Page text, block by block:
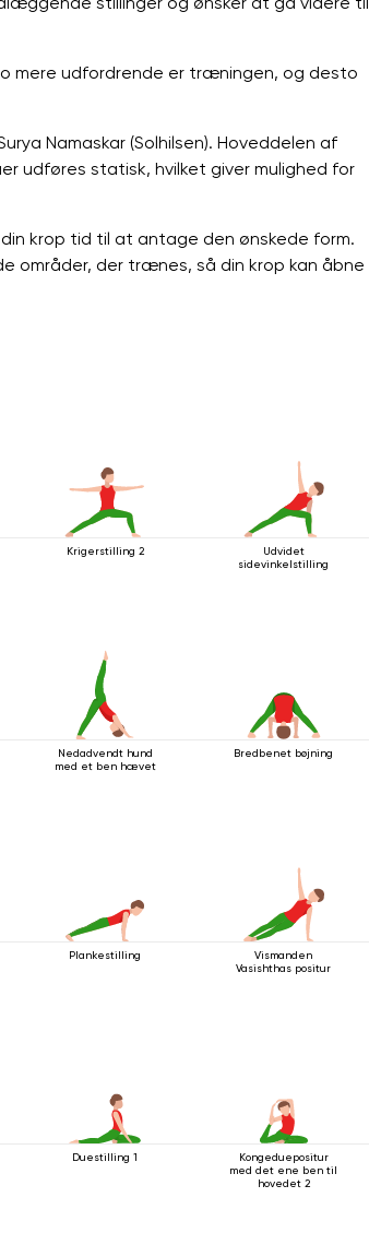
mere udfordrende er træningen, og desto
Namaskar (Solhilsen). Hoveddelen af
udføres statisk, hvilket giver mulighed for
krop tid til at antage den ønskede form.
områder, der trænes, så din krop kan åbne
Krigerstilling 2
Udvidet
sidevinkelstilling
Nedadvendt hund
med et ben hævet
Bredbenet bøjning
Plankestilling
Vismanden
Vasishthas positur
Duestilling 1
Kongeduepositur
med det ene ben til
hovedet 2